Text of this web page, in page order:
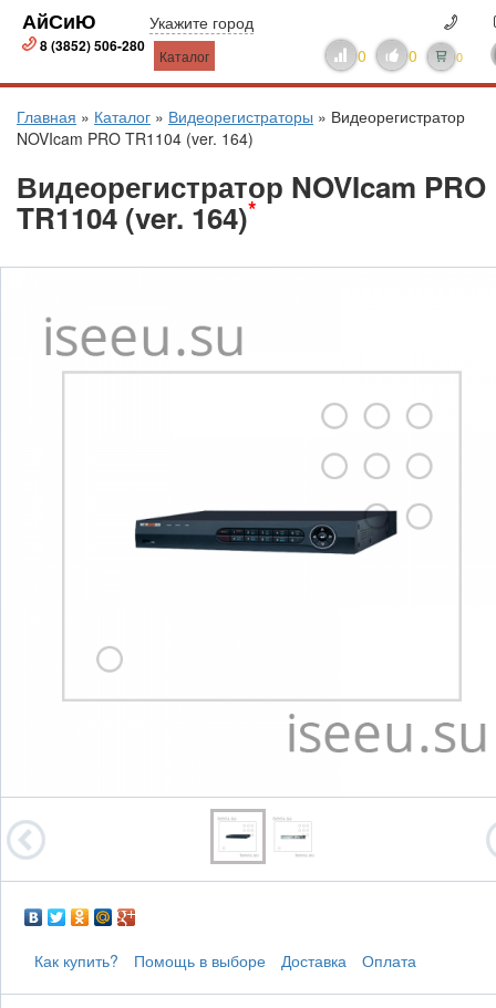
АйСиЮ
8 (3852) 506-280
Укажите город
Каталог 0 0 0
Главная » Каталог » Видеорегистраторы » Видеорегистратор
NOVIcam PRO TR1104 (ver. 164)
Видеорегистратор NOVIcam PRO
TR1104 (ver. 164)*
Как купить? Помощь в выборе Доставка Оплата